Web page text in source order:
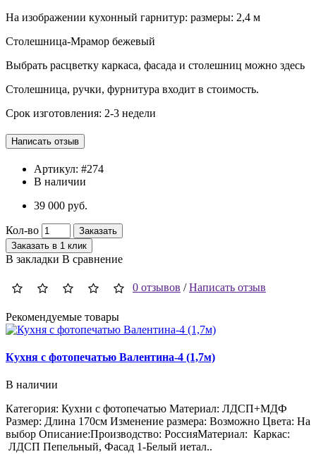
На изображении кухонный гарнитур: размеры: 2,4 м
Столешница-Мрамор бежевый
Выбрать расцветку каркаса, фасада и столешниц можно здесь
Столешница, ручки, фурнитура входит в стоимость.
Срок изготовления: 2-3 недели
Артикул: #274
В наличии
39 000 руб.
Кол-во
Заказать
Заказать в 1 клик
В закладки В сравнение
0 отзывов /Написать отзыв
Рекомендуемые товары
Кухня с фотопечатью Валентина-4 (1,7м)
В наличии
Категория: Кухни с фотопечатью Материал: ЛДСП+МДФ
Размер: Длина 170см Изменение размера: Возможно Цвета: На
выбор Описание:Производство: РоссияМатериал: Каркас:
ЛДСП Пепельный, Фасад 1-Белый иетал..